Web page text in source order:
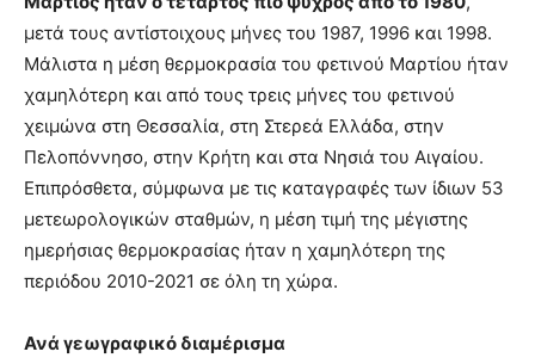
μετά τους αντίστοιχους μήνες του 1987, 1996 και 1998.
Μάλιστα η μέση θερμοκρασία του φετινού Μαρτίου ήταν
χαμηλότερη και από τους τρεις μήνες του φετινού
χειμώνα στη Θεσσαλία, στη Στερεά Ελλάδα, στην
Πελοπόννησο, στην Κρήτη και στα Νησιά του Αιγαίου.
Επιπρόσθετα, σύμφωνα με τις καταγραφές των ίδιων 53
μετεωρολογικών σταθμών, η μέση τιμή της μέγιστης
ημερήσιας θερμοκρασίας ήταν η χαμηλότερη της
περιόδου 2010-2021 σε όλη τη χώρα.
Ανά γεωγραφικό διαμέρισμα